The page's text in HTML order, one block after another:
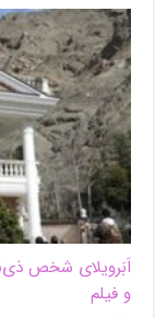
اَبَر‌ویلای شخص
و فیلم